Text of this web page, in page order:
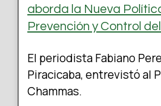
aborda la Nueva
Prevención y Control
El periodista Fabiano
Piracicaba, entrevistó al
Chammas.